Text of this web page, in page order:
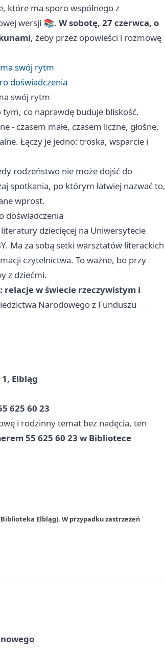
które ma sporo wspólnego z
wersji 📚. W sobotę, 27 czerwca, o
, żeby przez opowieści i rozmowę
swój rytm
doświadczenia
swój rytm
co naprawdę buduje bliskość.
- czasem małe, czasem liczne, głośne,
Łączy je jedno: troska, wsparcie i
rodzeństwo nie może dojść do
spotkania, po którym łatwiej nazwać to,
wprost.
doświadczenia
dziecięcej na Uniwersytecie
Ma za sobą setki warsztatów literackich
czytelnictwa. To ważne, bo przy
z dziećmi.
relacje w świecie rzeczywistym i
Narodowego z Funduszu
Elbląg
625 60 23
i rodzinny temat bez nadęcia, ten
55 625 60 23 w Bibliotece
Elbląg). W przypadku zastrzeżeń